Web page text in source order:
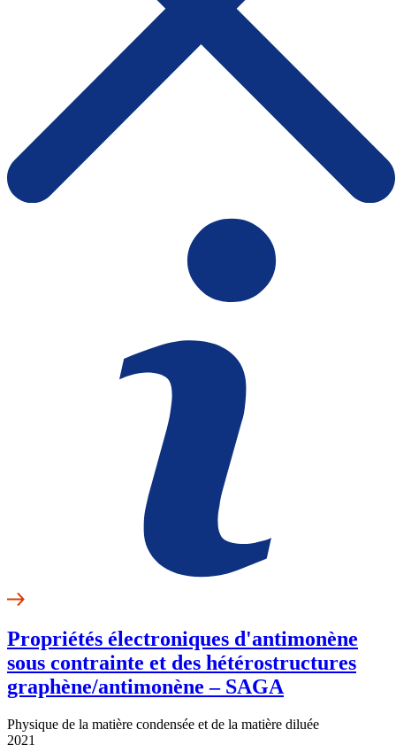
Propriétés électroniques d'antimonène
sous contrainte et des hétérostructures
graphène/antimonène – SAGA
Physique de la matière condensée et de la matière diluée
2021